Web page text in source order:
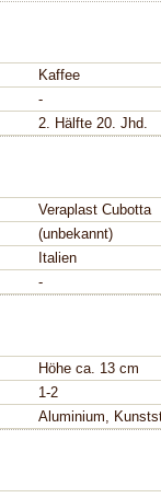
Kaffee
-
2. Hälfte 20. Jhd.
Veraplast Cubotta
(unbekannt)
Italien
-
Höhe ca. 13 cm
1-2
Aluminium,